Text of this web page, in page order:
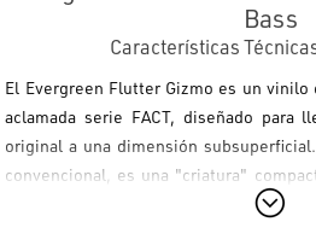
Bass
Características
El Evergreen Flutter Gizmo es un vinilo
aclamadaserie FACT, diseñado para
original a una dimensión
convencional, es una "criatura"
precisión pequeños cangrejos,